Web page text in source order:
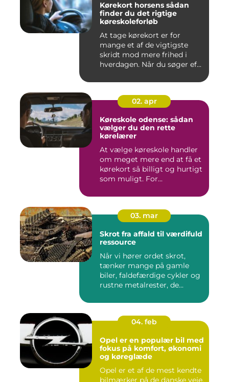
Kørekort horsens sådan
finder du det rigtige
køreskoleforløb
At tage kørekort er for
mange et af de vigtigste
skridt mod mere frihed i
hverdagen. Når du søger ef...
02. apr
Køreskole odense: sådan
vælger du den rette
kørelærer
At vælge køreskole handler
om meget mere end at få et
kørekort så billigt og hurtigt
som muligt. For...
03. mar
Skrot fra affald til værdifuld
ressource
Når vi hører ordet skrot,
tænker mange på gamle
biler, faldefærdige cykler og
rustne metalrester, de...
04. feb
Opel er en populær bil med
fokus på komfort, økonomi
og køreglæde
Opel er et af de mest kendte
bilmærker på de danske veje.